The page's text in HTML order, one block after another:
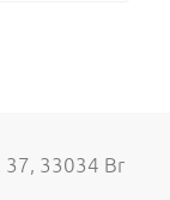
37, 33034 Br